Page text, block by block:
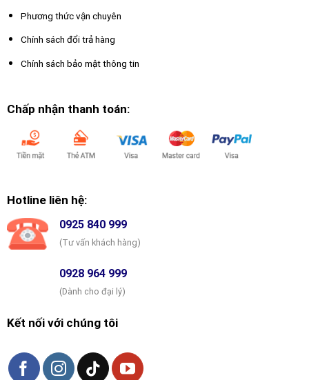
Phương thức vận chuyên
Chính sách đổi trả hàng
Chính sách bảo mật thông tin
Chấp nhận thanh toán:
Hotline liên hệ:
0925 840 999
(Tư vấn khách hàng)
0928 964 999
(Dành cho đại lý)
Kết nối với chúng tôi